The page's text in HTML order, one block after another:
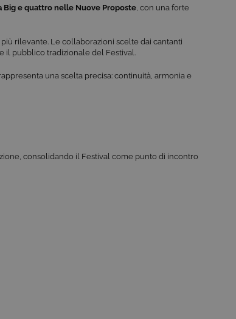
e quattro nelle Nuove Proposte, con una forte
rilevante. Le collaborazioni scelte dai cantanti
il pubblico tradizionale del Festival.
una scelta precisa: continuità, armonia e
consolidando il Festival come punto di incontro